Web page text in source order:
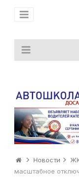
Новости
масштабное